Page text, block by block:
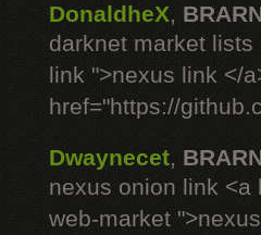
DonaldheX,
darknet market
link ">nexus link </
href="https://
Dwaynecet,
nexus onion link <a
web-market